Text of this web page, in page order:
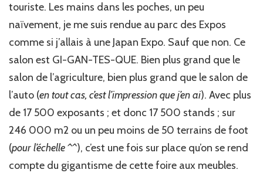
touriste. Les mains dans les poches, un peu
naïvement, je me suis rendue au parc des Expos
comme si j’allais à une Japan Expo. Sauf que non. Ce
salon est GI-GAN-TES-QUE. Bien plus grand que le
salon de l’agriculture, bien plus grand que le salon de
l’auto (en tout cas, c’est l’impression que j’en ai). Avec plus
de 17 500 exposants ; et donc 17 500 stands ; sur
246 000 m2 ou un peu moins de 50 terrains de foot
(pour l’échelle ^^), c’est une fois sur place qu’on se rend
compte du gigantisme de cette foire aux meubles.